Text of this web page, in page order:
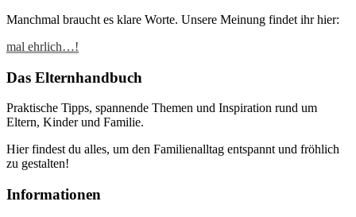
Manchmal braucht es klare Worte. Unsere Meinung findet ihr hier:
mal ehrlich…!
Das Elternhandbuch
Praktische Tipps, spannende Themen und Inspiration rund um
Eltern, Kinder und Familie.
Hier findest du alles, um den Familienalltag entspannt und fröhlich
zu gestalten!
Informationen